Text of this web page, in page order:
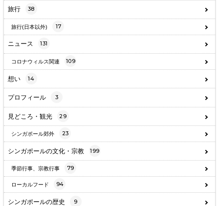
旅行 38
旅行(日本以外) 17
ニュース 131
コロナウィルス関連 109
想い 14
プロフィール 3
見どころ・観光 29
シンガポール郊外 23
シンガポールの文化・宗教 199
季節行事、宗教行事 79
ローカルフード 94
シンガポールの歴史 9